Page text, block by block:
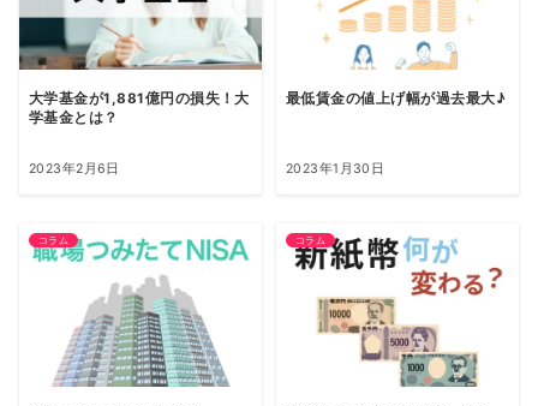
大学基金が1,881億円の損失！大
学基金とは？
2023年2月6日
最低賃金の値上げ幅が過去最大♪
2023年1月30日
コラム コラム